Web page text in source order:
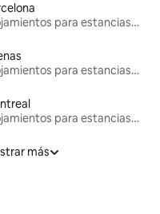
Alojamientos para estancias largas
Alojamientos para estancias largas
Alojamientos para estancias largas
más